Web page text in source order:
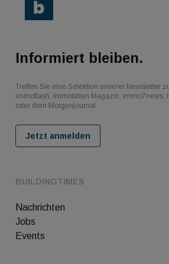
BUILDINGTIMES
Nachrichten
Jobs
Events
Informiert bleiben.
Treffen Sie eine Selektion unserer Newsletter
immoflash, Immobilien Magazin, immo7news,
oder dem Morgenjournal
Jetzt anmelden